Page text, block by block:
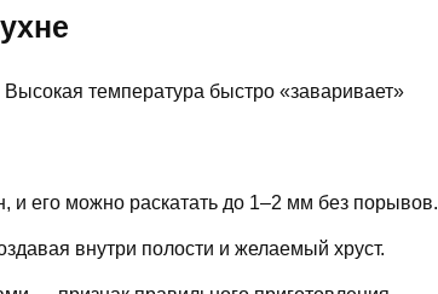
температура быстро «заваривает»
и его можно раскатать до 1–2 мм без порывов.
внутри полости и желаемый хруст.